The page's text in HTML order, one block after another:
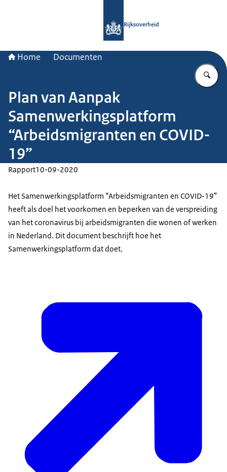
Rijksoverheid
Home Documenten
Plan van Aanpak
Samenwerkingsplatform
“Arbeidsmigranten en COVID-
19”
Rapport10-09-2020
Het Samenwerkingsplatform “Arbeidsmigranten en COVID-19”
heeft als doel het voorkomen en beperken van de verspreiding
van het coronavirus bij arbeidsmigranten die wonen of werken
in Nederland. Dit document beschrijft hoe het
Samenwerkingsplatform dat doet.